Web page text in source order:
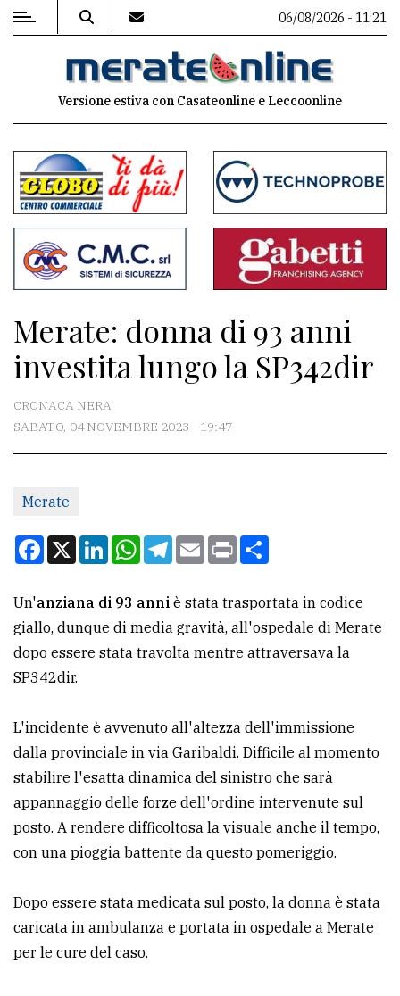
MENU
commenti
Contenuti
del
sito
Associazioni
Meteo
redazione
Scrivici
la
tua
pubblicità
Cerca
per
comune
Ricerca
avanzata
LE
ALTRE
TESTATE
06/08/2026 - 11:21
Versione estiva con Casateonline e Leccoonline
Merate: donna di 93 anni
investita lungo la SP342dir
CRONACA NERA
SABATO, 04 NOVEMBRE 2023 - 19:47
Merate
Facebook
X LinkedInWhatsApp
Telegram
EmailPrint
Un'anziana di 93 anni è stata trasportata in codice
giallo, dunque di media gravità, all'ospedale di Merate
dopo essere stata travolta mentre attraversava la
SP342dir.
L'incidente è avvenuto all'altezza dell'immissione
dalla provinciale in via Garibaldi. Difficile al momento
stabilire l'esatta dinamica del sinistro che sarà
appannaggio delle forze dell'ordine intervenute sul
posto. A rendere difficoltosa la visuale anche il tempo,
con una pioggia battente da questo pomeriggio.
Dopo essere stata medicata sul posto, la donna è stata
caricata in ambulanza e portata in ospedale a Merate
per le cure del caso.